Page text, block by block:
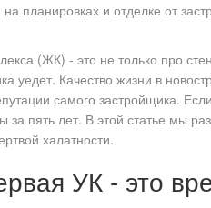
планировках и отделке от
(ЖК) - это не только про
уедет. Качество жизни в
самого застройщика.
за пять лет. В этой статье мы
халатности.
УК - это